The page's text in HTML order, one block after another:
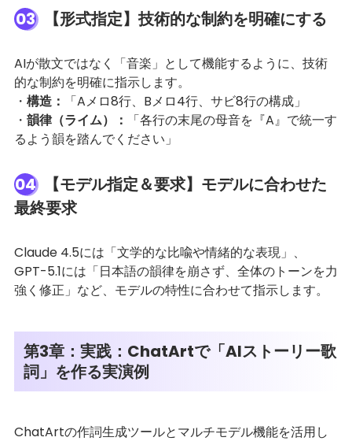
03 【形式指定】技術的な制約を明確にする
AIが散文ではなく「音楽」として機能するように、技術
的な制約を明確に指示します。
・ 構造：
「Aメロ8行、Bメロ4行、サビ8行の構成」
・ 韻律（ライム）：
「各行の末尾の母音を『A』で統一す
るよう韻を踏んでください」
04
【モデル指定＆要求】モデルに合わせた
最終要求
Claude 4.5には「文学的な比喩や情緒的な表現」、
GPT-5.1には「日本語の韻律を崩さず、全体のトーンを力
強く修正」など、モデルの特性に合わせて指示します。
第3章：実践：ChatArtで「AIストーリー歌
詞」を作る実演例
ChatArtの作詞生成ツールとマルチモデル機能を活用し